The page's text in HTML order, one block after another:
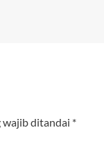
wajib ditandai *